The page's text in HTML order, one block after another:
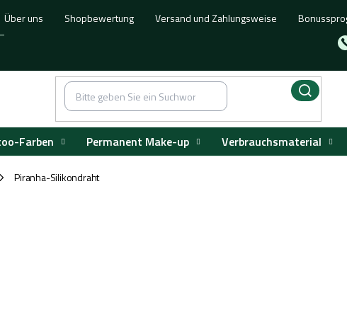
Über uns Shopbewertung Versand und Zahlungsweise
Farben Permanent Make-up Verbrauchsmaterial
/ Piranha-Silikondraht